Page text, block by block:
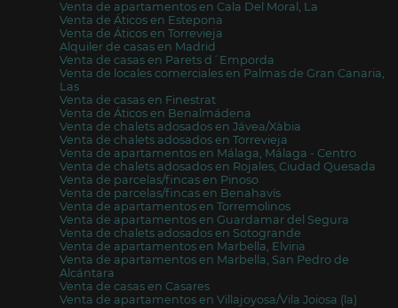
Venta de apartamentos en Cala Del Moral, La
Venta de Áticos en Estepona
Venta de Áticos en Torrevieja
Alquiler de casas en Madrid
Venta de casas en Parets d´Emporda
Venta de locales comerciales en Palmas de Gran Canaria,
Las
Venta de casas en Finestrat
Venta de Áticos en Benalmádena
Venta de chalets adosados en Jávea/Xàbia
Venta de chalets adosados en Torrevieja
Venta de apartamentos en Málaga, Málaga - Centro
Venta de chalets adosados en Rojales, Ciudad Quesada
Venta de parcelas/fincas en Pinoso
Venta de parcelas/fincas en Benahavís
Venta de apartamentos en Torremolinos
Venta de apartamentos en Guardamar del Segura
Venta de chalets adosados en Sotogrande
Venta de apartamentos en Marbella, Elviria
Venta de apartamentos en Marbella, San Pedro de
Alcántara
Venta de casas en Casares
Venta de apartamentos en Villajoyosa/Vila Joiosa (la)